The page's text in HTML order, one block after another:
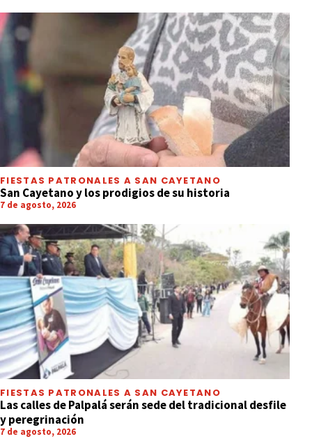
FIESTAS PATRONALES A SAN CAYETANO
San Cayetano y los prodigios de su historia
7 de agosto, 2026
FIESTAS PATRONALES A SAN CAYETANO
Las calles de Palpalá serán sede del tradicional desfile
y peregrinación
7 de agosto, 2026